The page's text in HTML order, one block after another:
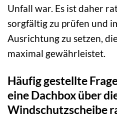
Unfall war. Es ist daher
sorgfältig zu prüfen und
Ausrichtung zu setzen,
maximal gewährleistet.
Häufig gestellte
eine Dachbox über
Windschutzscheibe